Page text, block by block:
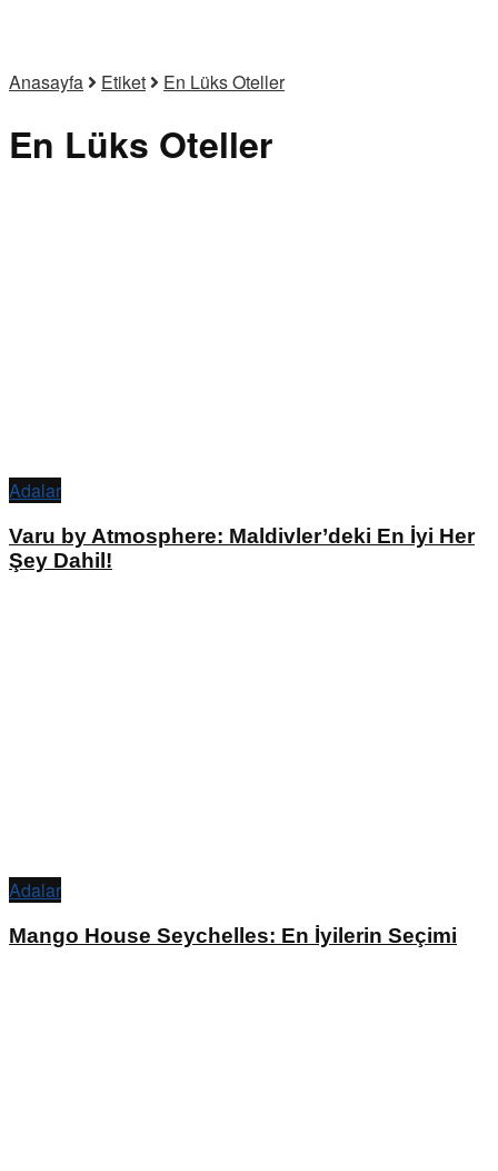
Anasayfa Etiket En Lüks Oteller
En Lüks Oteller
Adalar
Varu by Atmosphere: Maldivler’deki En İyi Her
Şey Dahil!
Adalar
Mango House Seychelles: En İyilerin Seçimi